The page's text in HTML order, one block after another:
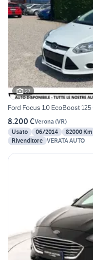
27
Ford Focus 1.0 EcoBoost
8.200 €Verona (VR)
Usato
06/2014 82000 Km
Rivenditore VERATA AUTO